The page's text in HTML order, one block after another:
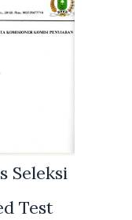
Seleksi
Test